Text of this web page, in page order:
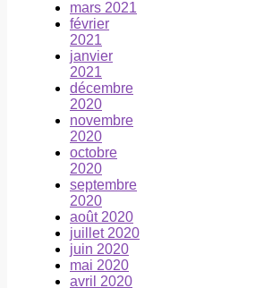
mars 2021
février
2021
janvier
2021
décembre
2020
novembre
2020
octobre
2020
septembre
2020
août 2020
juillet 2020
juin 2020
mai 2020
avril 2020